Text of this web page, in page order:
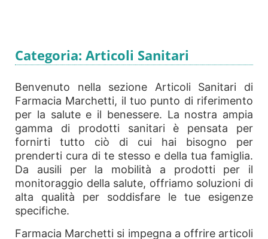
Categoria: Articoli Sanitari
Benvenuto nella sezione Articoli Sanitari di
Farmacia Marchetti, il tuo punto di riferimento
per la salute e il benessere. La nostra ampia
gamma di prodotti sanitari è pensata per
fornirti tutto ciò di cui hai bisogno per
prenderti cura di te stesso e della tua famiglia.
Da ausili per la mobilità a prodotti per il
monitoraggio della salute, offriamo soluzioni di
alta qualità per soddisfare le tue esigenze
specifiche.
Farmacia Marchetti si impegna a offrire articoli